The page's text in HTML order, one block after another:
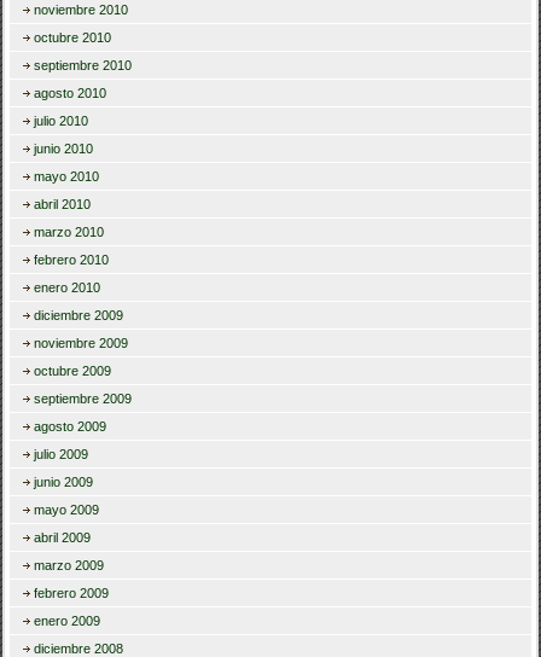
noviembre 2010
octubre 2010
septiembre 2010
agosto 2010
julio 2010
junio 2010
mayo 2010
abril 2010
marzo 2010
febrero 2010
enero 2010
diciembre 2009
noviembre 2009
octubre 2009
septiembre 2009
agosto 2009
julio 2009
junio 2009
mayo 2009
abril 2009
marzo 2009
febrero 2009
enero 2009
diciembre 2008